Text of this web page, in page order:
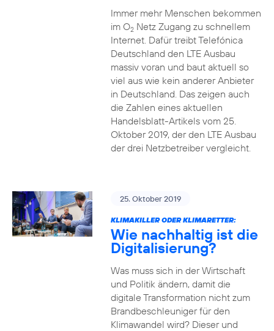
Immer mehr Menschen bekommen
im O2Netz Zugang zu schnellem
Internet. Dafür treibt Telefónica
Deutschland den LTE Ausbau
massiv voran und baut aktuell so
viel aus wie kein anderer Anbieter
in Deutschland. Das zeigen auch
die Zahlen eines aktuellen
Handelsblatt-Artikels vom 25.
Oktober 2019, der den LTE Ausbau
der drei Netzbetreiber vergleicht.
25. Oktober 2019
KLIMAKILLER ODER KLIMARETTER:
Wie nachhaltig ist die
Digitalisierung?
Was muss sich in der Wirtschaft
und Politik ändern, damit die
digitale Transformation nicht zum
Brandbeschleuniger für den
Klimawandel wird? Dieser und